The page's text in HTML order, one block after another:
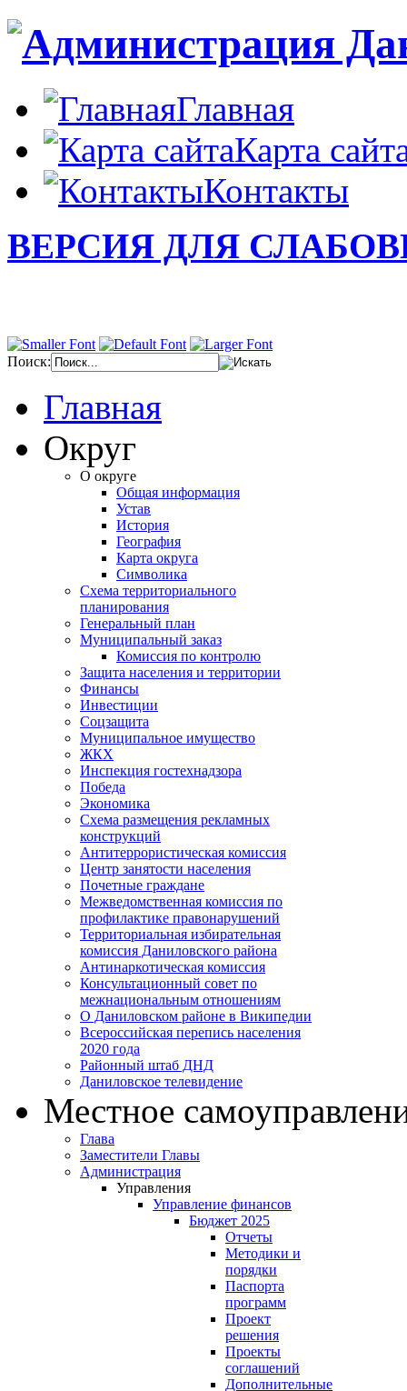
Главная
Карта
Контакты
ВЕРСИЯ ДЛЯ
Поиск:
Главная
Округ
О округе
Общая информация
Устав
История
География
Карта округа
Символика
Схема территориального
планирования
Генеральный план
Муниципальный заказ
Комиссия по контролю
Защита населения и территории
Финансы
Инвестиции
Соцзащита
Муниципальное имущество
ЖКХ
Инспекция гостехнадзора
Победа
Экономика
Схема размещения рекламных
конструкций
Антитеррористическая комиссия
Центр занятости населения
Почетные граждане
Межведомственная комиссия по
профилактике правонарушений
Территориальная избирательная
комиссия Даниловского района
Антинаркотическая комиссия
Консультационный совет по
межнациональным отношениям
О Даниловском районе в Википедии
Всероссийская перепись населения
2020 года
Районный штаб ДНД
Даниловское телевидение
Местное
Глава
Заместители Главы
Администрация
Управления
Управление финансов
Бюджет 2025
Отчеты
Методики и
порядки
Паспорта
программ
Проект
решения
Проекты
соглашений
Дополнительные